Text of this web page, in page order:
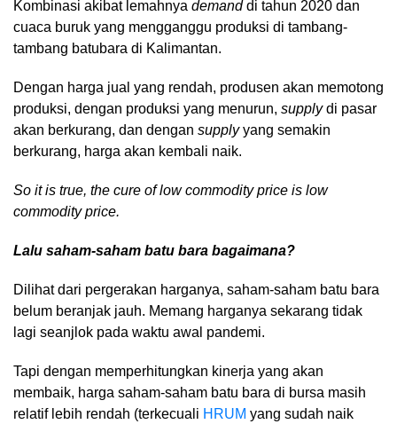
Kombinasi akibat lemahnya demanddi tahun 2020 dan
cuaca buruk yang mengganggu produksi di tambang-
tambang batubara di Kalimantan.
Dengan harga jual yang rendah, produsen akan memotong
produksi, dengan produksi yang menurun, supplydi pasar
akan berkurang, dan dengan supplyyang semakin
berkurang, harga akan kembali naik.
So it is true, the cure of low commodity price is low
commodity price.
Lalu saham-saham batu bara bagaimana?
Dilihat dari pergerakan harganya, saham-saham batu bara
belum beranjak jauh. Memang harganya sekarang tidak
lagi seanjlok pada waktu awal pandemi.
Tapi dengan memperhitungkan kinerja yang akan
membaik, harga saham-saham batu bara di bursa masih
relatif lebih rendah (terkecuali HRUM yang sudah naik